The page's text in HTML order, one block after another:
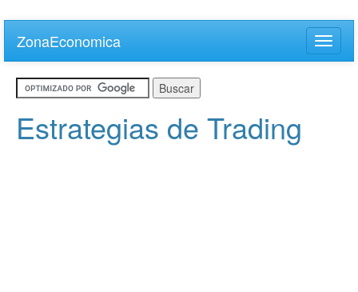
main
content
ZonaEconomica
Toggle
Estrategias de Trading